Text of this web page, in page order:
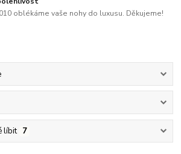
oblékáme vaše nohy do luxusu. Děkujeme!
líbit 7